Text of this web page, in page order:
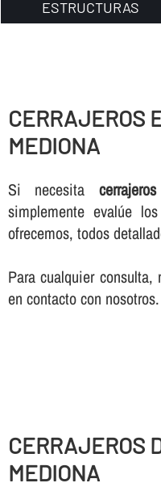
ESTRUCTURAS
CERRAJEROS
MEDIONA
Si necesita
simplemente evalúe
ofrecemos, todos
Para cualquier
en contacto con nosotros.
CERRAJEROS
MEDIONA